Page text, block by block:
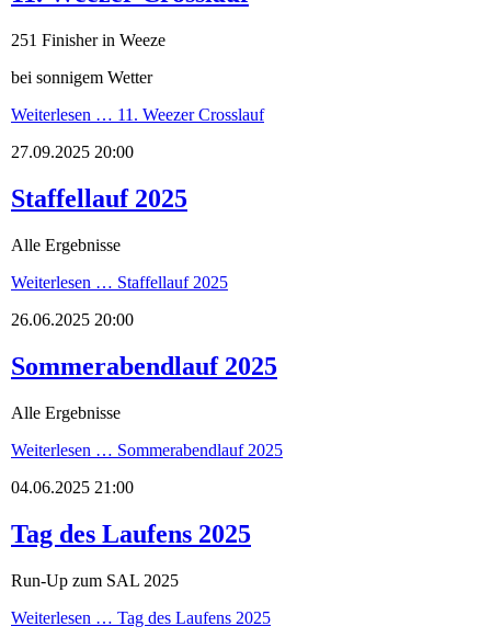
251 Finisher in Weeze
bei sonnigem Wetter
Weiterlesen … 11. Weezer Crosslauf
27.09.2025 20:00
Staffellauf 2025
Alle Ergebnisse
Weiterlesen … Staffellauf 2025
26.06.2025 20:00
Sommerabendlauf 2025
Alle Ergebnisse
Weiterlesen … Sommerabendlauf 2025
04.06.2025 21:00
Tag des Laufens 2025
Run-Up zum SAL 2025
Weiterlesen … Tag des Laufens 2025